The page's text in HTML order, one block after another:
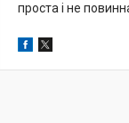
проста і не